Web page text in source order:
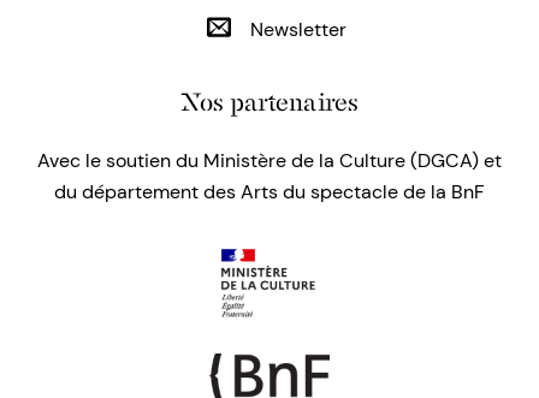
Newsletter
Nos partenaires
Avec le soutien du Ministère de la Culture (DGCA) et
du département des Arts du spectacle de la BnF